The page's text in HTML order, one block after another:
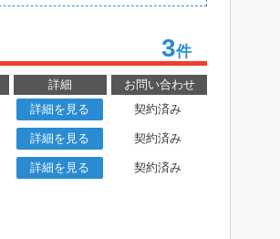
3件
詳細
お問い合わせ
詳細を見る 契約済み
詳細を見る 契約済み
詳細を見る
契約済み